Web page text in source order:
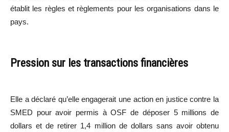
établit les règles et règlements pour les organisations dans le
pays.
Pression sur les transactions financières
Elle a déclaré qu’elle engagerait une action en justice contre la
SMED pour avoir permis à OSF de déposer 5 millions de
dollars et de retirer 1,4 million de dollars sans avoir obtenu